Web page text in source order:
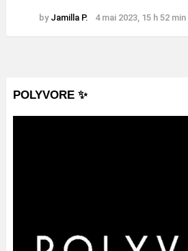
by Jamilla P. 4 mai 2023, 15 h 52 min
POLYVORE ✨